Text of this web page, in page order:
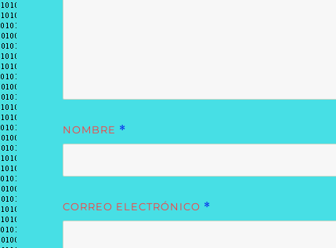
NOMBRE *
CORREO ELECTRÓNICO *